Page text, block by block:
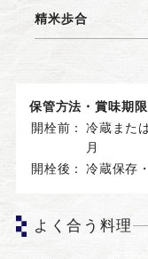
精米歩合
保管方法・賞味期限
開栓前：
冷蔵また
月
開栓後：
冷蔵保存
よく合う料理